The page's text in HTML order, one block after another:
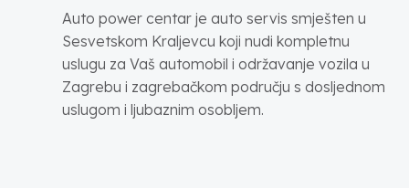
Auto power centar je auto servis smješten u
Sesvetskom Kraljevcu koji nudi kompletnu
uslugu za Vaš automobil i održavanje vozila u
Zagrebu i zagrebačkom području s dosljednom
uslugom i ljubaznim osobljem.